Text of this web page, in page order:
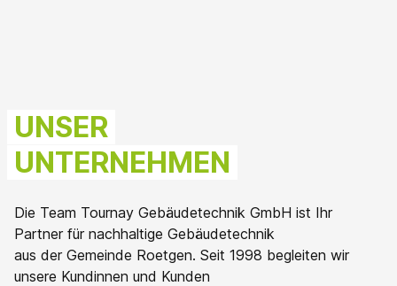
UNSER
UNTERNEHMEN
Die Team Tournay Gebäudetechnik GmbH ist Ihr
Partner für nachhaltige Gebäudetechnik
aus der Gemeinde Roetgen. Seit 1998 begleiten wir
unsere Kundinnen und Kunden